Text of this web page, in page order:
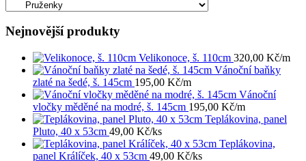
Nejnovější produkty
Velikonoce, š. 110cm 320,00 Kč/m
Vánoční baňky
zlaté na šedé, š. 145cm 195,00 Kč/m
Vánoční
vločky měděné na modré, š. 145cm 195,00 Kč/m
Teplákovina, panel
Pluto, 40 x 53cm 49,00 Kč/ks
Teplákovina,
panel Králíček, 40 x 53cm 49,00 Kč/ks